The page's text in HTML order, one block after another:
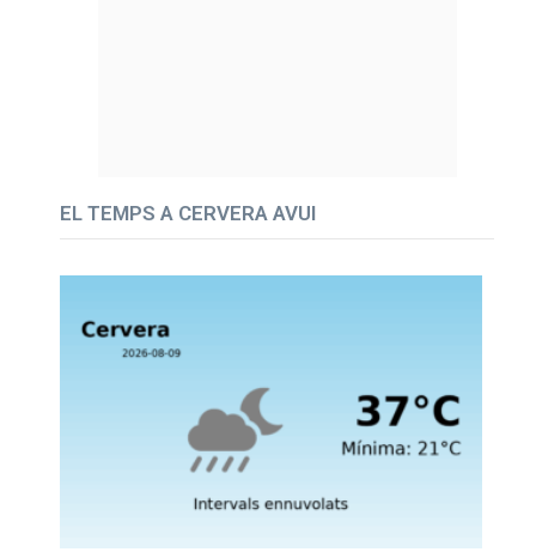
EL TEMPS A CERVERA AVUI